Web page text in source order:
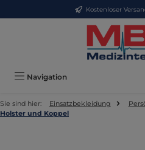
Zum Hauptinhalt springenKostenloser
Navigation
Sie sind hier: Einsatzbekleidung
Holster und Koppel